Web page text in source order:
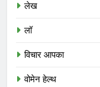
लेख
लॉ
विचार आपका
वोमेन हेल्थ